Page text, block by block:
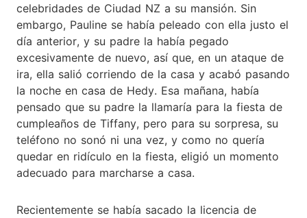
celebridades de Ciudad NZ a su mansión. Sin
embargo, Pauline se había peleado con ella justo el
día anterior, y su padre la había pegado
excesivamente de nuevo, así que, en un ataque de
ira, ella salió corriendo de la casa y acabó pasando
la noche en casa de Hedy. Esa mañana, había
pensado que su padre la llamaría para la fiesta de
cumpleaños de Tiffany, pero para su sorpresa, su
teléfono no sonó ni una vez, y como no quería
quedar en ridículo en la fiesta, eligió un momento
adecuado para marcharse a casa.
Recientemente se había sacado la licencia de